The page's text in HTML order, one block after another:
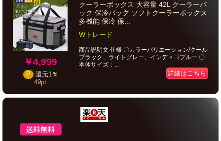
￥4,999
P 還元1％
49pt
クーラーボックス 大容量 42L クーラーバ
ック 保冷バッグ ソフトクーラーボックス
多機能 保冷 保...
Wトレード
商品説明文 仕様 〇カラーバリエーション/クール
ブラック、ライトグレー、インディゴブルー 〇
本体サイズ：...
詳細はこちら